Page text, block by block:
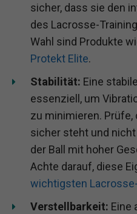
sicher, dass sie den
des Lacrosse-
Wahl sind Produkte
Protekt Elite.
Stabilität: Eine
essenziell, um
zu minimieren. Prüfe,
sicher steht und
der Ball mit hoher
Achte darauf, diese
wichtigsten
Verstellbarkeit: Eine